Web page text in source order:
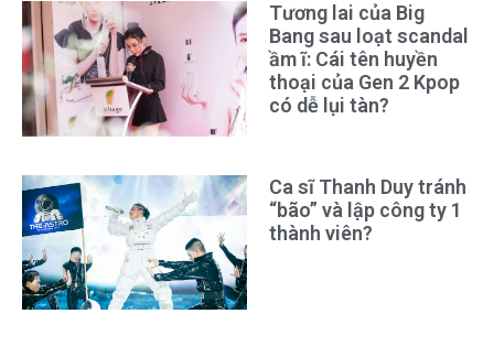
Tương lai của Big
Bang sau loạt scandal
ầm ĩ: Cái tên huyền
thoại của Gen 2 Kpop
có dễ lụi tàn?
Ca sĩ Thanh Duy tránh
“bão” và lập công ty 1
thành viên?